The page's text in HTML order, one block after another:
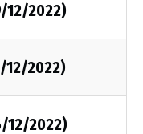
12/2022)
12/2022)
12/2022)